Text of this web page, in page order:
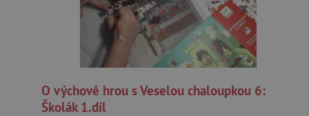
O výchově hrou s Veselou chaloupkou 6:
Školák 1.díl